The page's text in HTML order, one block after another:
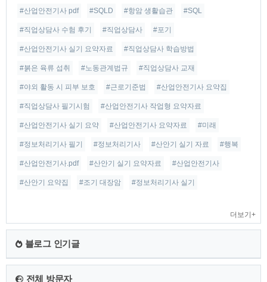
#산업안전기사 pdf #SQLD #항암 생활습관 #SQL
#직업상담사 수험 후기 #직업상담사 #포기
#산업안전기사 실기 요약자료 #직업상담사 학습방법
#붉은 육류 섭취 #노동관계법규 #직업상담사 교재
#야외 활동 시 피부 보호 #근로기준법 #산업안전기사 요약집
#직업상담사 필기시험 #산업안전기사 작업형 요약자료
#산업안전기사 실기 요약 #산업안전기사 요약자료 #미래
#정보처리기사 필기 #정보처리기사 #산안기 실기 자료 #행복
#산업안전기사.pdf #산안기 실기 요약자료 #산업안전기사
#산안기 요약집 #조기 대장암 #정보처리기사 실기
더보기+
블로그 인기글
전체 방문자